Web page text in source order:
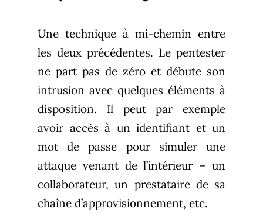
Une technique à mi-chemin entre
les deux précédentes. Le pentester
ne part pas de zéro et débute son
intrusion avec quelques éléments à
disposition. Il peut par exemple
avoir accès à un identifiant et un
mot de passe pour simuler une
attaque venant de l’intérieur – un
collaborateur, un prestataire de sa
chaîne d’approvisionnement, etc.